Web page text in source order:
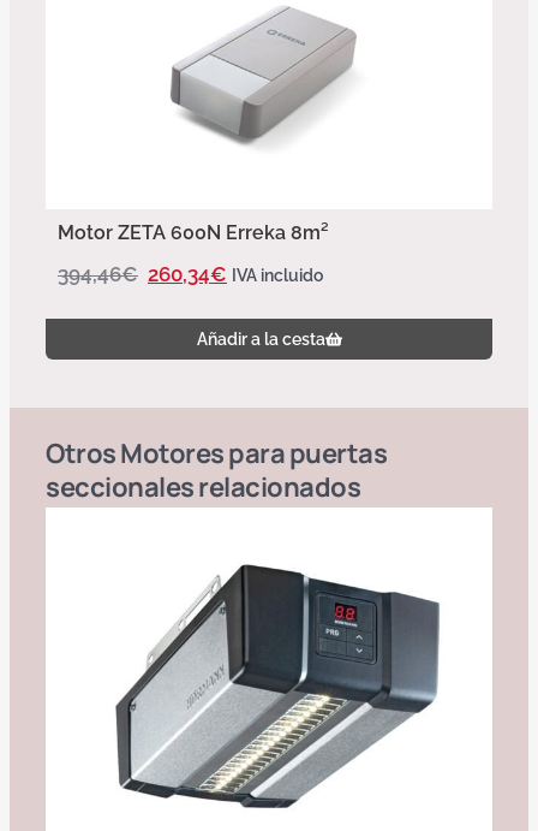
Motor ZETA 600N Erreka 8m²
394,46€ 260,34€ IVA incluido
Añadir a la cesta
OtrosMotores para puertas
seccionalesrelacionados